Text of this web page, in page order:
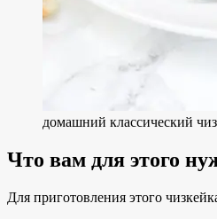
домашний классический
Что вам для этого
Для приготовления этого